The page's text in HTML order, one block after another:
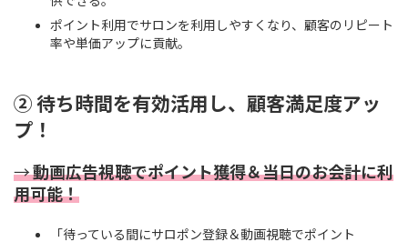
ポイント利用でサロンを利用しやすくなり、顧客のリピート
率や単価アップに貢献。
② 待ち時間を有効活用し、顧客満足度アッ
プ！
→動画広告視聴でポイント獲得＆当日のお会計に利
用可能！
「待っている間にサロポン登録＆動画視聴でポイント